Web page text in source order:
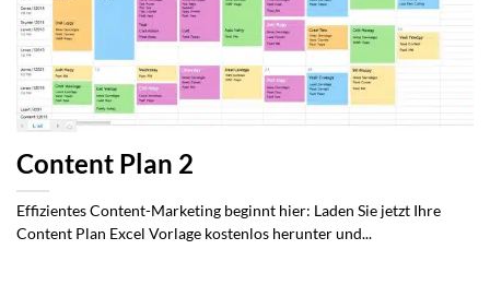
Content Plan 2
Effizientes Content-Marketing beginnt hier: Laden Sie jetzt Ihre
Content Plan Excel Vorlage kostenlos herunter und...